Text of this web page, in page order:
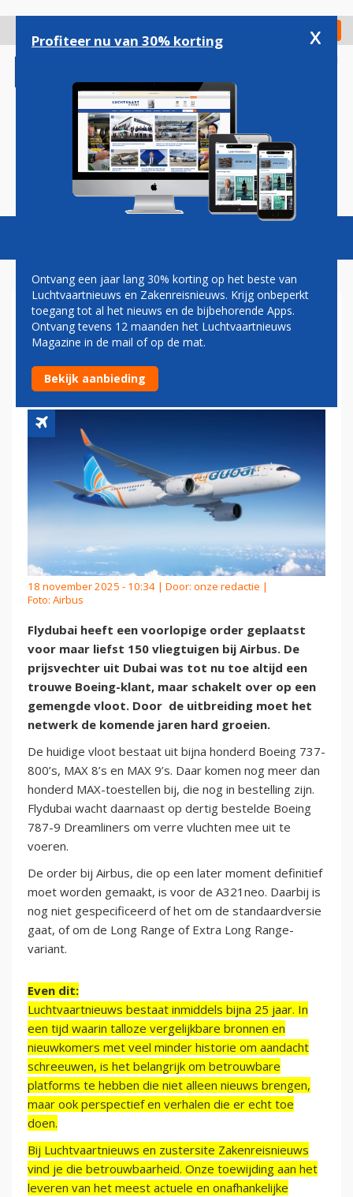
gaan
Check in
Magazine Podcasts Vacatures
TROUWE BOEING-KLANT
FLYDUBAI TEKENT GROTE
DEAL MET RIVAAL AIRBUS
18 november 2025 - 10:34 | Door: onze redactie |
Foto: Airbus
Flydubai heeft een voorlopige order geplaatst
voor maar liefst 150 vliegtuigen bij Airbus. De
prijsvechter uit Dubai was tot nu toe altijd een
trouwe Boeing-klant, maar schakelt over op een
gemengde vloot. Door de uitbreiding moet het
netwerk de komende jaren hard groeien.
De huidige vloot bestaat uit bijna honderd Boeing 737-
800’s, MAX 8’s en MAX 9’s. Daar komen nog meer dan
honderd MAX-toestellen bij, die nog in bestelling zijn.
Flydubai wacht daarnaast op dertig bestelde Boeing
787-9 Dreamliners om verre vluchten mee uit te
voeren.
De order bij Airbus, die op een later moment definitief
moet worden gemaakt, is voor de A321neo. Daarbij is
nog niet gespecificeerd of het om de standaardversie
gaat, of om de Long Range of Extra Long Range-
variant.
Even dit:
Luchtvaartnieuws bestaat inmiddels bijna 25 jaar. In
een tijd waarin talloze vergelijkbare bronnen en
nieuwkomers met veel minder historie om aandacht
schreeuwen, is het belangrijk om betrouwbare
platforms te hebben die niet alleen nieuws brengen,
maar ook perspectief en verhalen die er echt toe
doen.
Bij Luchtvaartnieuws en zustersite Zakenreisnieuws
vind je die betrouwbaarheid. Onze toewijding aan het
leveren van het meest actuele en onafhankelijke
Profiteer nu van 30% korting x
Ontvang een jaar lang 30% korting op het beste van
Luchtvaartnieuws en Zakenreisnieuws. Krijg onbeperkt
toegang tot al het nieuws en de bijbehorende Apps.
Ontvang tevens 12 maanden het Luchtvaartnieuws
Magazine in de mail of op de mat.
Bekijk aanbieding